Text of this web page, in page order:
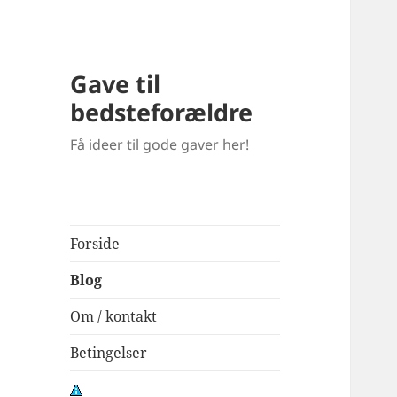
Gave til
bedsteforældre
Få ideer til gode gaver her!
Forside
Blog
Om / kontakt
Betingelser